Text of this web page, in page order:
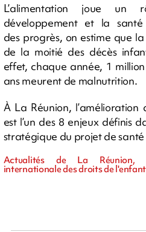
L’alimentation joue
développement et la
des progrès, on estime que
de la moitié des décès
effet, chaque année, 1
ans meurent de malnutrition.
À La Réunion,
est l’un des 8 enjeux définis
stratégique du projet de
Actualités de La Réunion,
internationale des droits de l'enfant